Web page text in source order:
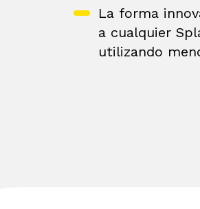
La forma
a cualquier
utilizando